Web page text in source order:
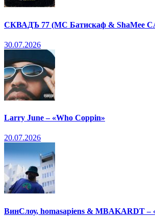
СКВАДЪ 77 (МС Батискаф & ShaMee
30.07.2026
Larry June – «Who Coppin»
20.07.2026
ВинСлоу, homasapiens & MBAKARDT –